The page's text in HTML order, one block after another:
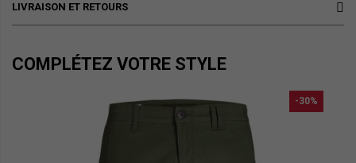
LIVRAISON ET RETOURS
COMPLÉTEZ VOTRE STYLE
-30%